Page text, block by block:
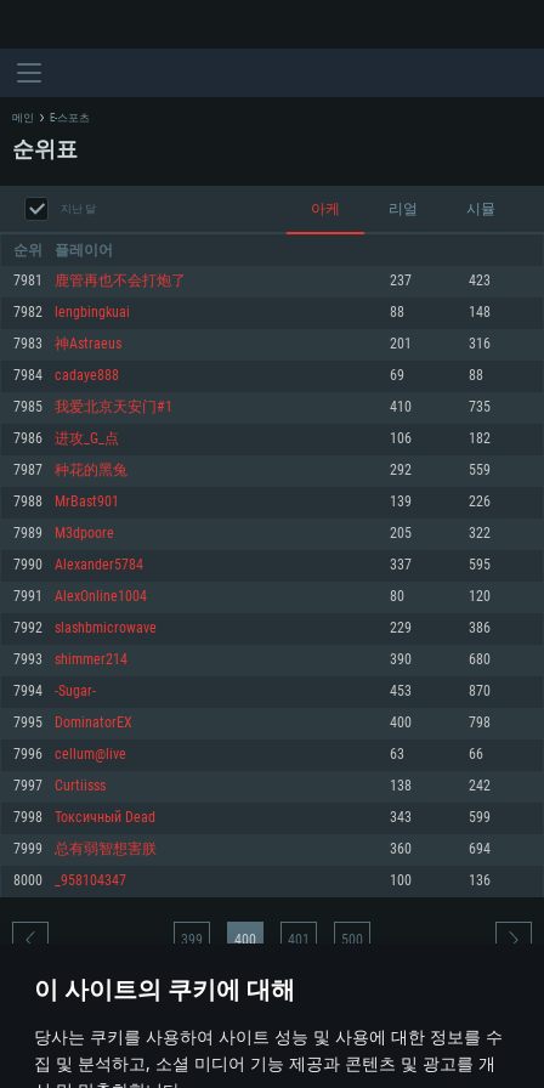
이 사이트의 쿠키에 대해
당사는 쿠키를 사용하여 사이트 성능 및 사용에 대한 정보를 수
집 및 분석하고, 소셜 미디어 기능 제공과 콘텐츠 및 광고를 개
최소사양
운영체제: Windows 10 (64 bit)
프로세서: 2.2 GHz 듀얼코어 이상
메모리: 4GB
그래픽 카드: DirectX 11 이상을 지원하는 AMD Radeon 77XX / NVIDIA
GeForce GT 660. 최소 사양 해상도: 720p
네트워크: 브로드밴드 인터넷
여유 저장 공간: 22.1 GB (최소 클라이언트)
권장 사양
570 혹은 그 이상
여유 저장 공간: 62.2 GB (전체 클라이언트)
최소사양
운영체제: Mac OS Big Sur 11.0
프로세서: 최소 2.2 GHz의 Core i5 (Intel Xeon 은 지원하지 않습니다)
메모리: 6 GB
그래픽 카드: Metal 을 지원하는 Intel Iris Pro 5200 (Mac), 혹은 이와 비슷한 성
능을 가지는 Mac 버전의 AMD/Nvidia. 최소 해상도: 720p
네트워크: 브로드밴드 인터넷
여유 저장 공간: 22.1 GB (최소 클라이언트)
권장 사양
네트워크: 브로드밴드 인터넷
여유 저장 공간: 62.2 GB (전체 클라이언트)
최소사양
운영체제: 64bit Linux 중 최신 버전
프로세서: 2.4 GHz 듀얼코어
메모리: 4 GB
그래픽 카드: Vulkan 을 지원하고, 최신 그래픽 드라이버를 지원하는 NVIDIA
660 (6개월 미만) 혹은 그와 동급의 성능을 가지며 최신 그래픽 드라이버를 지
원하는 AMD (6개월 미만; 최소사양 지원 해상도 720p)
네트워크: 브로드밴드 인터넷
여유 저장 공간: 22.1 GB (최소 클라이언트)
권장 사양
운영체제: Ubuntu 20.04 64bit
프로세서: Intel Core i7
메모리: 16 GB
그래픽 카드: Vulkan 을 지원하고, 최신 그래픽 드라이버를 지원하는 NVIDIA
1060 (6개월 미만) 혹은 그와 동급의 성능을 가지며 최신 그래픽 드라이버를
지원하는 AMD RX 570 (6개월 미만; 최소사양 지원 해상도 720p) 이상
여유 저장 공간: 62.2 GB (전체 클라이언트)
메인 E-스포츠
순위표
지난 달 아케 리얼 시뮬
순위 플레이어
7981 鹿管再也不会打炮了 237 423
7982 lengbingkuai 88 148
7983 神Astraeus 201 316
7984 cadaye888 69 88
7985 我爱北京天安门#1 410 735
7986 进攻_G_点 106 182
7987 种花的黑兔 292 559
7988 MrBast901 139 226
7989 M3dpoore 205 322
7990 Alexander5784 337 595
7991 AlexOnline1004 80 120
7992 slashbmicrowave 229 386
7993 shimmer214 390 680
7994 -Sugar- 453 870
7995 DominatorEX 400 798
7996 cellum@live 63 66
7997 Curtiisss 138 242
7998 Токсичный Dead 343 599
7999 总有弱智想害朕 360 694
8000 _958104347 100 136
* 순위표는 매일 1회 갱신됩니다
399 400 401 500